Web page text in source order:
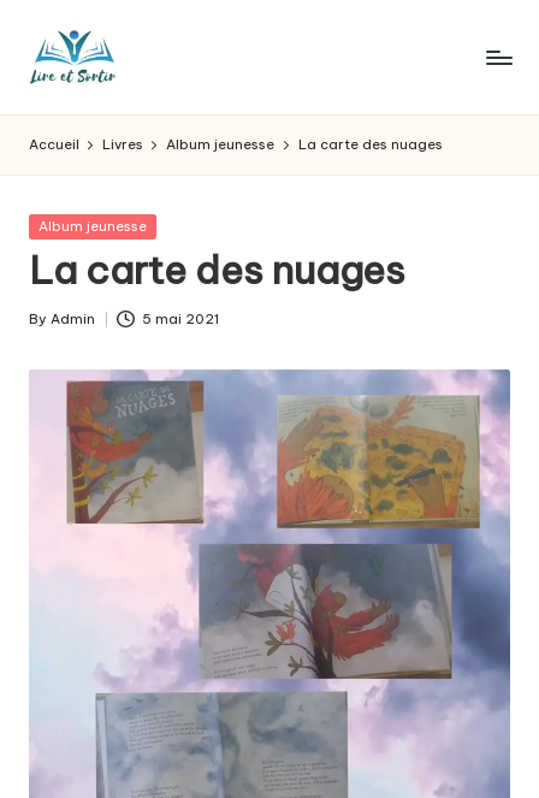
L
ir
e
e
t
s
o
pour
les
goûts,
des
pour
les
Accueil Livres Album jeunesse La carte des nuages
Posted
Album jeunesse
La carte des nuages
Posted
By Admin 5 mai 2021